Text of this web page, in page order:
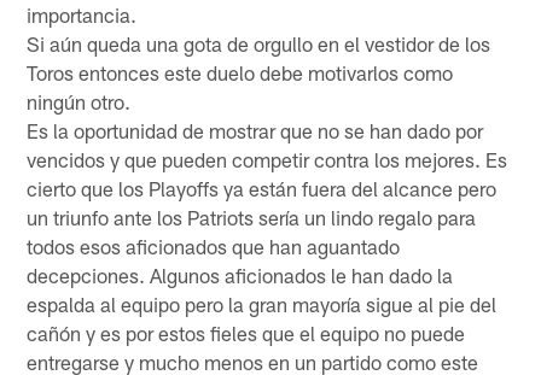
importancia.
Si aún queda una gota de orgullo en el vestidor de los
Toros entonces este duelo debe motivarlos como
ningún otro.
Es la oportunidad de mostrar que no se han dado por
vencidos y que pueden competir contra los mejores. Es
cierto que los Playoffs ya están fuera del alcance pero
un triunfo ante los Patriots sería un lindo regalo para
todos esos aficionados que han aguantado
decepciones. Algunos aficionados le han dado la
espalda al equipo pero la gran mayoría sigue al pie del
cañón y es por estos fieles que el equipo no puede
entregarse y mucho menos en un partido como este